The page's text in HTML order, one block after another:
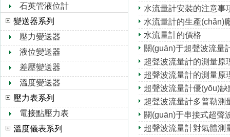
石英管液位計
變送器系列
壓力變送器
液位變送器
差壓變送器
溫度變送器
壓力表系列
電接點壓力表
溫度儀表系列
水流量計安裝的注意事
水流量計的生產(chǎn)
水流量計的價格
關(guān)于超聲波流量
超聲波流量計的測量原
超聲波流量計的測量原
超聲波流量計優(yōu)
超聲波流量計多普勒測
關(guān)于串接式超聲
超聲波流量計對氣體測